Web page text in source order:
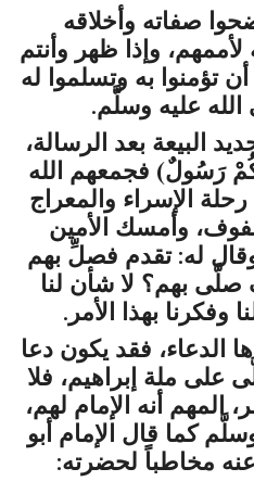
صفاته وأخلاقه
وإذا ظهر وأنتم
تؤمنوا به وتسلموا له
عليه وسلَّم.
البيعة بعد الرسالة،
رَسُولٌ) فجمعهم الله
الإسراء والمعراج
وأمسك الأمين
له: تقدم فصلِّ بهم
صلَّى بهم؟ لا شأن لنا
وفكرنا بهذا الأمر.
الدعاء، فقد يكون دعا
على ملة إبراهيم، فلا
المهم أنه الإمام لهم،
كما قال الإمام أبو
مخاطباً لحضرته: